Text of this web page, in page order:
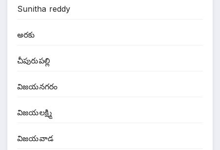
Sunitha reddy
అరకు
చీపురుపల్లి
విజయనగరం
విజయలక్ష్మి
విజయవాడ